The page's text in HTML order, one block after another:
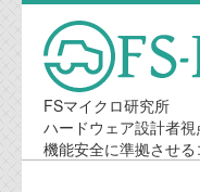
FSマイクロ研究所
ハードウェア設計者
機能安全に準拠させ